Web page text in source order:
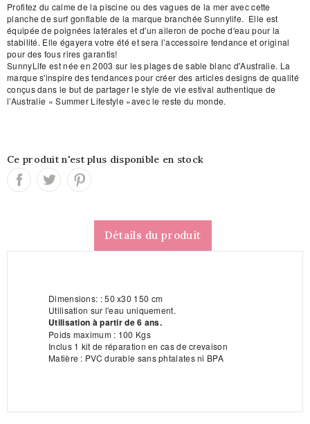
Profitez du calme de la piscine ou des vagues de la mer avec cette
planche de surf gonflable de la marque branchée Sunnylife. Elle est
équipée de poignées latérales et d'un aileron de poche d'eau pour la
stabilité. Elle égayera votre été et sera l’accessoire tendance et original
pour des fous rires garantis!
SunnyLife est née en 2003 sur les plages de sable blanc d'Australie. La
marque s'inspire des tendances pour créer des articles designs de qualité
conçus dans le but de partager le style de vie estival authentique de
l’Australie « Summer Lifestyle »avec le reste du monde.
Ce produit n'est plus disponible en stock
Détails du produit
Dimensions: : 50 x30 150 cm
Utilisation sur l'eau uniquement.
Utilisation à partir de 6 ans.
Poids maximum : 100 Kgs
Inclus 1 kit de réparation en cas de crevaison
Matière : PVC durable sans phtalates ni BPA